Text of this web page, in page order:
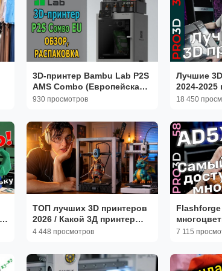
3D-принтер Bambu Lab P2S
AMS Combo (Европейская
сборка) ОБЗОР
930 просмотров
Лучшие
2024-2025
мысли по
18 450
ТОП лучших 3D принтеров
2026 / Какой 3Д принтер
выбрать?
4 448 просмотров
Flashforge
7 115